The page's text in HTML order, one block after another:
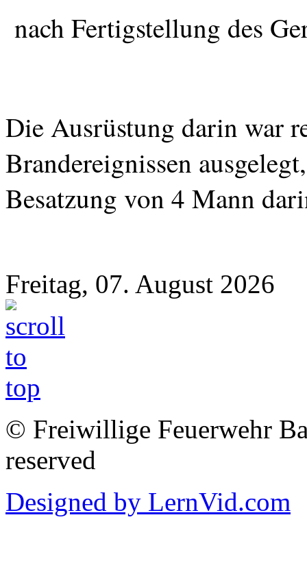
nach Fertigstellung des
Die Ausrüstung darin war
Brandereignissen
Besatzung von 4 Mann
Freitag, 07. August 2026
© Freiwillige Feuerwehr
reserved
Designed by LernVid.com